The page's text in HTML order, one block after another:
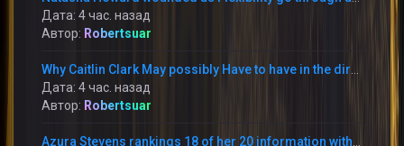
Дата: 4 час. назад
Автор: Robertsuar
Дата: 4 час. назад
Автор: Robertsuar